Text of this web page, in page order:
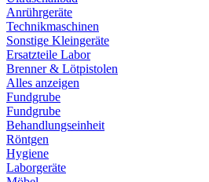
Anrührgeräte
Technikmaschinen
Sonstige Kleingeräte
Ersatzteile Labor
Brenner & Lötpistolen
Alles anzeigen
Fundgrube
Fundgrube
Behandlungseinheit
Röntgen
Hygiene
Laborgeräte